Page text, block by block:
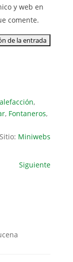
y web en
comente.
,
, Fontaneros,
Miniwebs
Siguiente